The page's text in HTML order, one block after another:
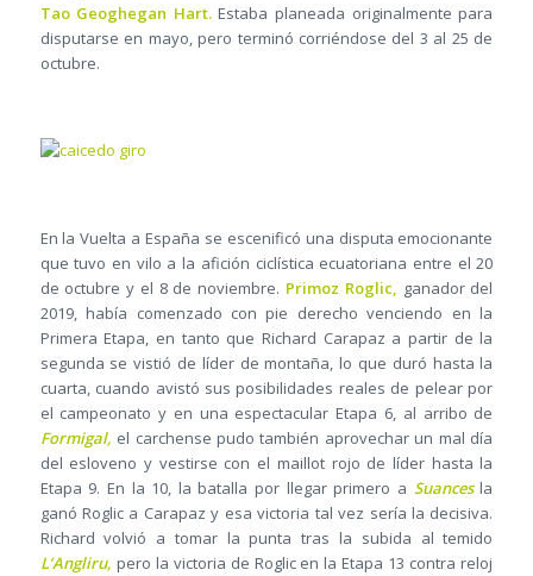
Tao Geoghegan Hart.Estaba planeada originalmente para
disputarse en mayo, pero terminó corriéndose del 3 al 25 de
octubre.
En la Vuelta a España se escenificó una disputa emocionante
que tuvo en vilo a la afición ciclística ecuatoriana entre el 20
de octubre y el 8 de noviembre. Primoz Roglic, ganador del
2019, había comenzado con pie derecho venciendo en la
Primera Etapa, en tanto que Richard Carapaz a partir de la
segunda se vistió de líder de montaña, lo que duró hasta la
cuarta, cuando avistó sus posibilidades reales de pelear por
el campeonato y en una espectacular Etapa 6, al arribo de
Formigal, el carchense pudo también aprovechar un mal día
del esloveno y vestirse con el maillot rojo de líder hasta la
Etapa 9. En la 10, la batalla por llegar primero a Suances la
ganó Roglic a Carapaz y esa victoria tal vez sería la decisiva.
Richard volvió a tomar la punta tras la subida al temido
L’Angliru, pero la victoria de Roglic en la Etapa 13 contra reloj